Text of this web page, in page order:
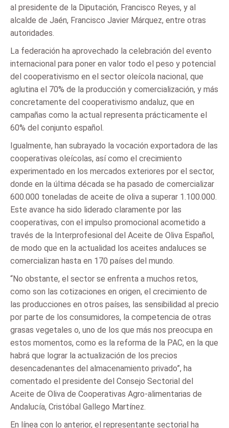
al presidente de la Diputación, Francisco Reyes, y al
alcalde de Jaén, Francisco Javier Márquez, entre otras
autoridades.
La federación ha aprovechado la celebración del evento
internacional para poner en valor todo el peso y potencial
del cooperativismo en el sector oleícola nacional, que
aglutina el 70% de la producción y comercialización, y más
concretamente del cooperativismo andaluz, que en
campañas como la actual representa prácticamente el
60% del conjunto español.
Igualmente, han subrayado la vocación exportadora de las
cooperativas oleícolas, así como el crecimiento
experimentado en los mercados exteriores por el sector,
donde en la última década se ha pasado de comercializar
600.000 toneladas de aceite de oliva a superar 1.100.000.
Este avance ha sido liderado claramente por las
cooperativas, con el impulso promocional acometido a
través de la Interprofesional del Aceite de Oliva Español,
de modo que en la actualidad los aceites andaluces se
comercializan hasta en 170 países del mundo.
“No obstante, el sector se enfrenta a muchos retos,
como son las cotizaciones en origen, el crecimiento de
las producciones en otros países, las sensibilidad al precio
por parte de los consumidores, la competencia de otras
grasas vegetales o, uno de los que más nos preocupa en
estos momentos, como es la reforma de la PAC, en la que
habrá que lograr la actualización de los precios
desencadenantes del almacenamiento privado”, ha
comentado el presidente del Consejo Sectorial del
Aceite de Oliva de Cooperativas Agro-alimentarias de
Andalucía, Cristóbal Gallego Martínez.
En línea con lo anterior, el representante sectorial ha